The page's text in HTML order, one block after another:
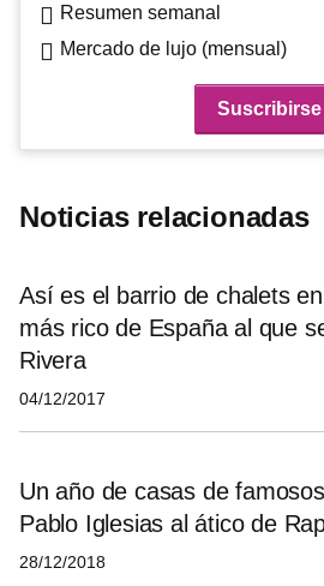
Resumen semanal
Mercado de lujo (mensual)
Noticias relacionadas
Así es el barrio de chalets
más rico de España al que
Rivera
04/12/2017
Un año de casas de
Pablo Iglesias al ático de
28/12/2018